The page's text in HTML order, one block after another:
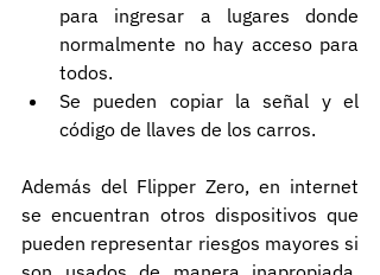
para ingresar a lugares donde
normalmente no hay acceso para
todos.
Se pueden copiar la señal y el
código de llaves de los carros.
Además del Flipper Zero, en internet
se encuentran otros dispositivos que
pueden representar riesgos mayores si